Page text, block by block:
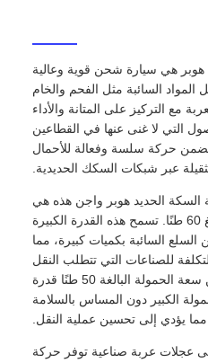
هوبر هي سيارة شحن قوية وعالية
السائبة مثل الفحم والخام
مع التركيز على المتانة والأداء
التي لا غنى عنها في القطاعين
حركة سلسة وفعالة للأحمال
عبر شبكات السكك الحديدية.
السكة الحديد هوبر واجن هذه هي
سعة الحمولة الرائعة التي تبلغ 60 طنًا. تسمح هذه القدرة الكبيرة
السائبة بكميات كبيرة، مما
للصناعات التي تتطلب النقل
الجماعي للمواد الخام. وتضمن سعة الحمولة البالغة 50 طنًا قدرة
الكبير دون المساس بالسلامة
مما يؤدي إلى تحسين عملية النقل.
عجلات عربة صناعية توفر حركة